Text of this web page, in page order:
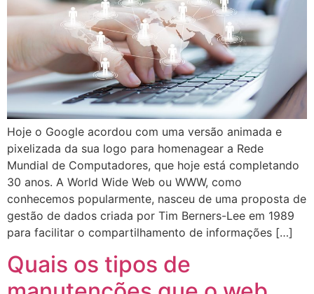
Hoje o Google acordou com uma versão animada e
pixelizada da sua logo para homenagear a Rede
Mundial de Computadores, que hoje está completando
30 anos. A World Wide Web ou WWW, como
conhecemos popularmente, nasceu de uma proposta de
gestão de dados criada por Tim Berners-Lee em 1989
para facilitar o compartilhamento de informações […]
Quais os tipos de